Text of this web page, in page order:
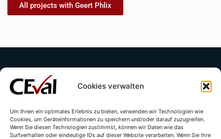
Cookies verwalten
Um Ihnen ein optimales Erlebnis zu bieten, verwenden wir Technologien wie
Cookies, um Geräteinformationen zu speichern und/oder darauf zuzugreifen.
Wenn Sie diesen Technologien zustimmst, können wir Daten wie das
Surfverhalten oder eindeutige IDs auf dieser Website verarbeiten. Wenn Sie ihre
All projects with Geert Phlix
Contact Imprint Privacy Policy